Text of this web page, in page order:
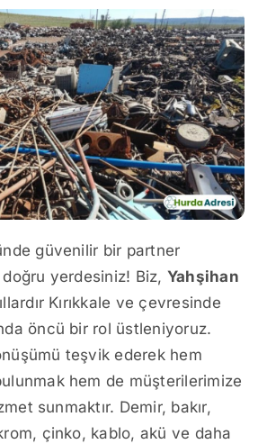
güvenilir bir partner
doğru yerdesiniz! Biz, Yahşihan
Kırıkkale ve çevresinde
öncü bir rol üstleniyoruz.
teşvik ederek hem
hem de müşterilerimize
sunmaktır. Demir, bakır,
çinko, kablo, akü ve daha